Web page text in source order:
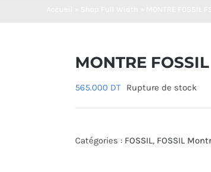
MONTRE
565.000 DT Rupture de stock
Catégories : FOSSIL, FOSSIL